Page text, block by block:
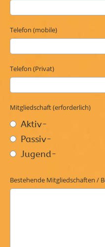
Telefon (mobile)
Telefon (Privat)
Mitgliedschaft (erforderlich)
Aktiv-
Passiv-
Jugend-
Bestehende Mitgliedschaften /